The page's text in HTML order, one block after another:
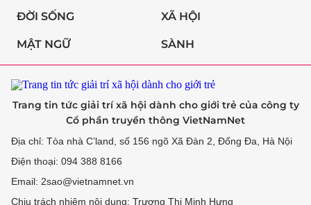
ĐỜI SỐNG XÃ HỘI
MẬT NGỮ SÀNH
Trang tin tức giải trí xã hội dành cho giới trẻ của công ty
Cổ phần truyền thông VietNamNet
Địa chỉ: Tòa nhà C’land, số 156 ngõ Xã Đàn 2, Đống Đa, Hà Nội
Điện thoại: 094 388 8166
Email: 2sao@vietnamnet.vn
Chịu trách nhiệm nội dung: Trương Thị Minh Hưng